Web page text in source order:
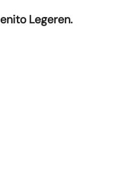
Legeren.